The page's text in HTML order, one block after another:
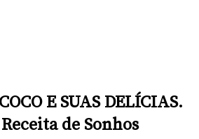
E SUAS DELÍCIAS.
de Sonhos